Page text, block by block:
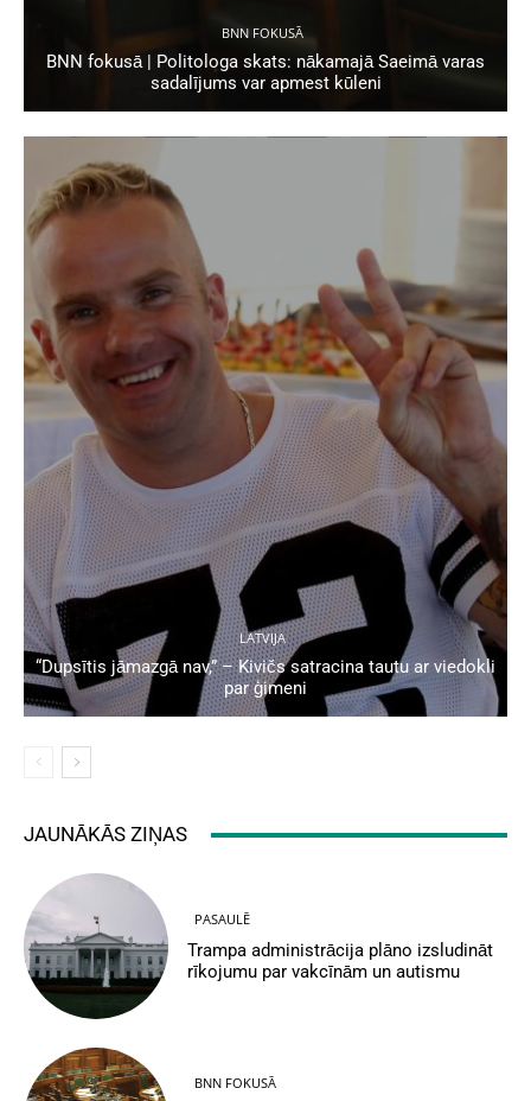
BNN FOKUSĀ
BNN fokusā | Politologa skats: nākamajā Saeimā varas
sadalījums var apmest kūleni
LATVIJA
“Dupsītis jāmazgā nav,” – Kivičs satracina tautu ar viedokli
par ģimeni
JAUNĀKĀS ZIŅAS
PASAULĒ
Trampa administrācija plāno izsludināt
rīkojumu par vakcīnām un autismu
BNN FOKUSĀ